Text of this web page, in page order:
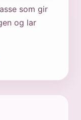
som gir
og lar